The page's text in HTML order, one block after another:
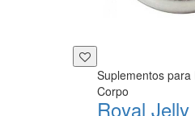
Suplementos para
Corpo
Royal